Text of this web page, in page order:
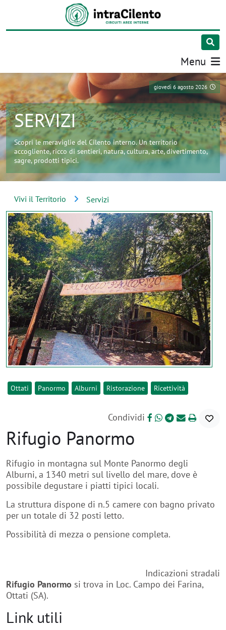
Menu
giovedì 6 agosto 2026
SERVIZI
Scopri le meraviglie del Cilento interno. Un territorio
accogliente, ricco di sentieri, natura, cultura, arte, divertimento,
sagre, prodotti tipici.
Vivi il Territorio Servizi
Ottati Panormo Alburni Ristorazione Ricettività
Condividi
Rifugio Panormo
Rifugio in montagna sul Monte Panormo degli
Alburni, a 1340 metri sul livello del mare, dove è
possibile degustare i piatti tipici locali.
La struttura dispone di n.5 camere con bagno privato
per un totale di 32 posti letto.
Possibilità di mezza o pensione completa.
Indicazioni stradali
Rifugio Panormo si trova in Loc. Campo dei Farina,
Ottati (SA).
Link utili